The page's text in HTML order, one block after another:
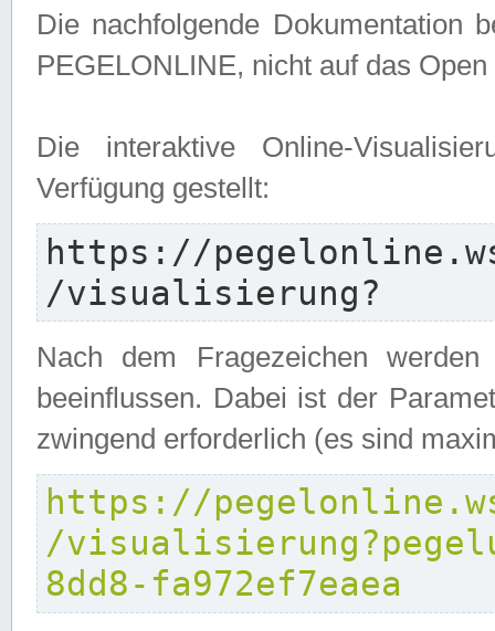
Die nachfolgende Dokumentation
PEGELONLINE, nicht auf das
Die interaktive Online-
Verfügung gestellt:
https://
/visualisierung?
Nach dem Fragezeichen
beeinflussen. Dabei ist der
zwingend erforderlich (es sind
https://
/
8dd8-fa972ef7eaea